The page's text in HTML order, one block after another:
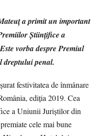
a primit un important
Științifice a
vorba despre Premiul
dreptului penal.
festivitatea de înmânare
ediția 2019. Cea
a Uniunii Juriștilor din
cele mai bune